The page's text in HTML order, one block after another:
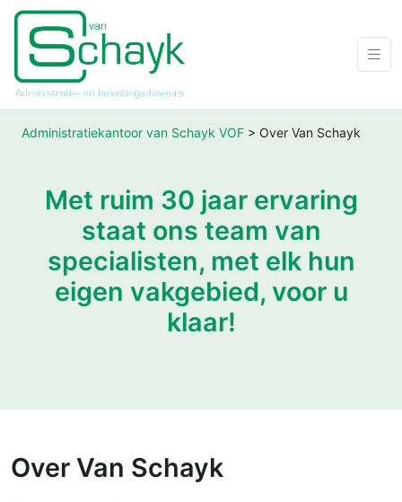
Administratiekantoor van Schayk VOF > Over Van Schayk
Met ruim 30 jaar ervaring
staat ons team van
specialisten, met elk hun
eigen vakgebied, voor u
klaar!
Over Van Schayk